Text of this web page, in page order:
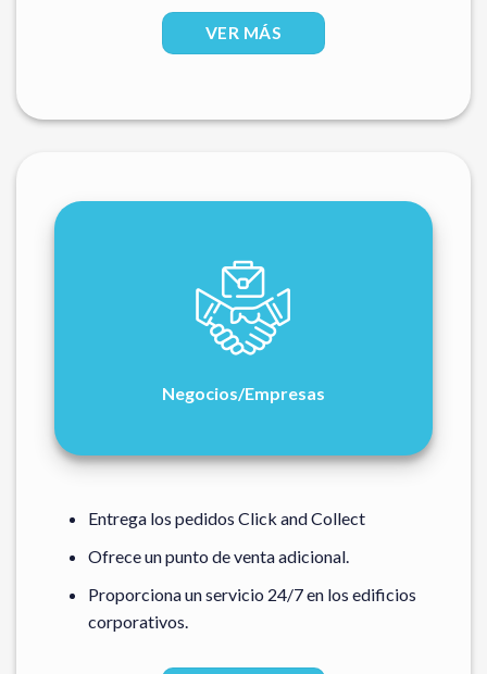
VER MÁS
Negocios/Empresas
Entrega los pedidos Click and Collect
Ofrece un punto de venta adicional.
Proporciona un servicio 24/7 en los edificios
corporativos.